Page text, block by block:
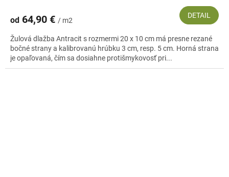
od 64,90 € / m2
DETAIL
Žulová dlažba Antracit s rozmermi 20 x 10 cm má presne rezané
bočné strany a kalibrovanú hrúbku 3 cm, resp. 5 cm. Horná strana
je opaľovaná, čím sa dosiahne protišmykovosť pri...